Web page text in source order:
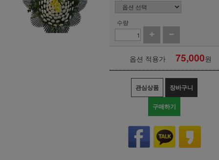
수량
옵션 적용가 75,000원
관심상품 장바구니
구매하기